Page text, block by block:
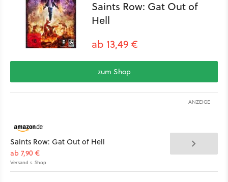
Saints Row: Gat Out of
Hell
ab 13,49 €
zum Shop
ANZEIGE
Saints Row: Gat Out of Hell
ab 7,90 €
Versand s. Shop